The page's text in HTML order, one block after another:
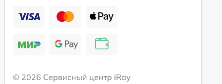
© 2026 Сервисный центр iRay